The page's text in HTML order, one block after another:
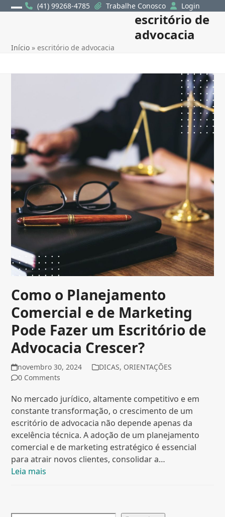
Skip
(41) 99268-4785 Trabalhe Conosco Login
menu
menu
escritório de
advocacia
Início »escritório de advocacia
Como o Planejamento
Comercial e de Marketing
Pode Fazer um Escritório de
Advocacia Crescer?
novembro 30, 2024 DICAS, ORIENTAÇÕES
0 Comments
No mercado jurídico, altamente competitivo e em
constante transformação, o crescimento de um
escritório de advocacia não depende apenas da
excelência técnica. A adoção de um planejamento
comercial e de marketing estratégico é essencial
para atrair novos clientes, consolidar a…
Leia mais